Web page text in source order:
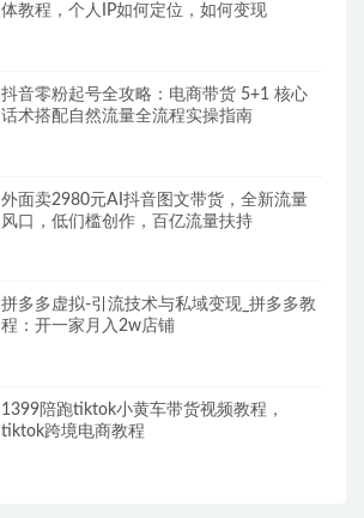
体教程，个人IP如何定位，如何变现
抖音零粉起号全攻略：电商带货 5+1 核心
话术搭配自然流量全流程实操指南
外面卖2980元AI抖音图文带货，全新流量
风口，低们槛创作，百亿流量扶持
拼多多虚拟-引流技术与私域变现_拼多多教
程：开一家月入2w店铺
1399陪跑tiktok小黄车带货视频教程，
tiktok跨境电商教程